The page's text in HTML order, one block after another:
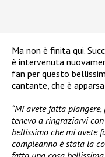
Ma non è finita qui.
è intervenuta
fan per questo
cantante, che è
“Mi avete fatta
tenevo a ringraziarvi
bellissimo che mi avete
compleanno è stata la